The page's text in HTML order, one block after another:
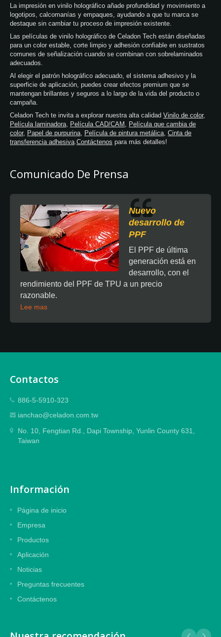
La impresión en vinilo holográfico añade profundidad y movimiento a
logotipos, calcomanías y empaques, ayudando a que tu marca se
destaque sin cambiar tu proceso de impresión existente.
Las películas de vinilo holográfico de Celadon Tech están diseñadas
para un color estable, corte limpio y adhesión confiable en sustratos
comunes de señalización cuando se combinan con sobrelaminados
adecuados.
Al elegir el patrón holográfico adecuado, el sistema adhesivo y la
superficie de aplicación, puedes crear efectos premium que se
mantengan brillantes y seguros a lo largo de la vida del producto o
campaña.
Celadon Tech te invita a explorar nuestra alta calidad Vinilo de color,
Película laminadora, Película CAD/CAM , Película que cambia de
color, Papel de purpurina, Película de pintura metálica, Cinta de
transferencia adhesiva.Contáctenos para más detalles!
Comunicado De Prensa
Nuevo
desarrollo de
PPF
El PPF de última
generación está en
desarrollo, con el
rendimiento del PPF de TPU a un precio
razonable.
Lee mas
Contactos
886-5-5910-323
ianchao@celadon.com.tw
No. 10, Fengtian Rd., Dapi Township, Yunlin County 631,
Taiwan
Información
Página de inicio
Empresa
Productos
Aplicación
Noticias
Preguntas frecuentes
Contáctenos